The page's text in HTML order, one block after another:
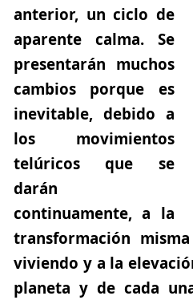
anterior, un ciclo de
aparente calma. Se
presentarán muchos
cambios porque es
inevitable, debido a
los movimientos
telúricos que se
darán
continuamente, a la
transformación
viviendo y a la
planeta y de cada